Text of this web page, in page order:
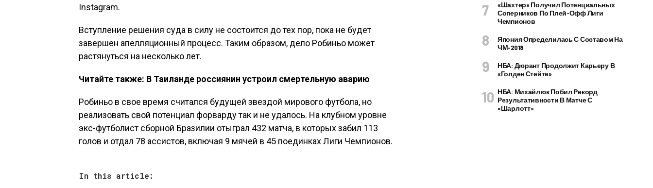
Instagram.
Вступление решения суда в силу не состоится до тех пор, пока не будет
завершен апелляционный процесс. Таким образом, дело Робиньо может
растянуться на несколько лет.
Читайте также: В Таиланде россиянин устроил смертельную аварию
Робиньо в свое время считался будущей звездой мирового футбола, но
реализовать свой потенциал форварду так и не удалось. На клубном уровне
экс-футболист сборной Бразилии отыграл 432 матча, в которых забил 113
голов и отдал 78 ассистов, включая 9 мячей в 45 поединках Лиги Чемпионов.
In this article:
«Шахтер» Получил Потенциальных
Соперников По Плей-Офф Лиги
Чемпионов
Япония Определилась С Составом На
ЧМ-2018
НБА: Дюрант Продолжит Карьеру В
«Голден Стейте»
НБА: Михайлюк Побил Рекорд
Результативности В Матче С
«Шарлотт»